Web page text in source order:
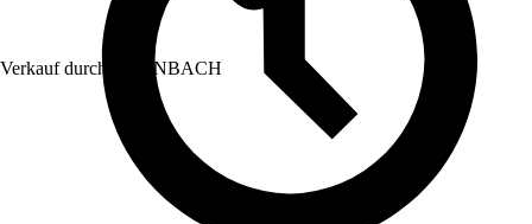
Verkauf durch: HORNBACH